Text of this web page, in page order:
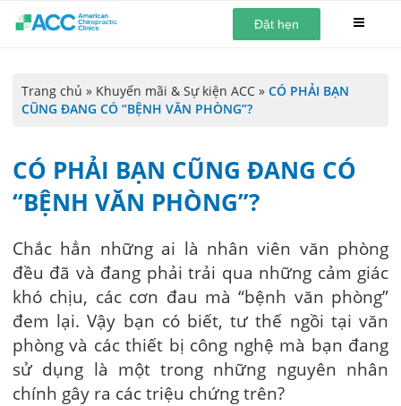
Đặt hẹn
Trang chủ » Khuyến mãi & Sự kiện ACC » CÓ PHẢI BẠN
CŨNG ĐANG CÓ “BỆNH VĂN PHÒNG”?
CÓ PHẢI BẠN CŨNG ĐANG CÓ
“BỆNH VĂN PHÒNG”?
Chắc hẳn những ai là nhân viên văn phòng
đều đã và đang phải trải qua những cảm giác
khó chịu, các cơn đau mà “bệnh văn phòng”
đem lại. Vậy bạn có biết, tư thế ngồi tại văn
phòng và các thiết bị công nghệ mà bạn đang
sử dụng là một trong những nguyên nhân
chính gây ra các triệu chứng trên?